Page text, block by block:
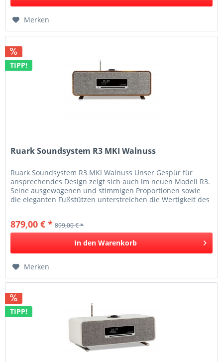
Merken
TIPP!
Ruark Soundsystem R3 MKI Walnuss
Ruark Soundsystem R3 MKI Walnuss Unser Gespür für
ansprechendes Design zeigt sich auch im neuen Modell R3.
Seine ausgewogenen und stimmigen Proportionen sowie
die eleganten Fußstützen unterstreichen die Wertigkeit des
879,00 € * 899,00 € *
In den Warenkorb
Merken
TIPP!